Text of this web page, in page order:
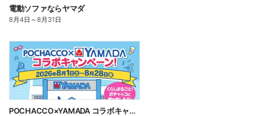
電動ソファならヤマダ
8月4日 ～8月31日
POCHACCO×YAMADA コラボキャンペーン!